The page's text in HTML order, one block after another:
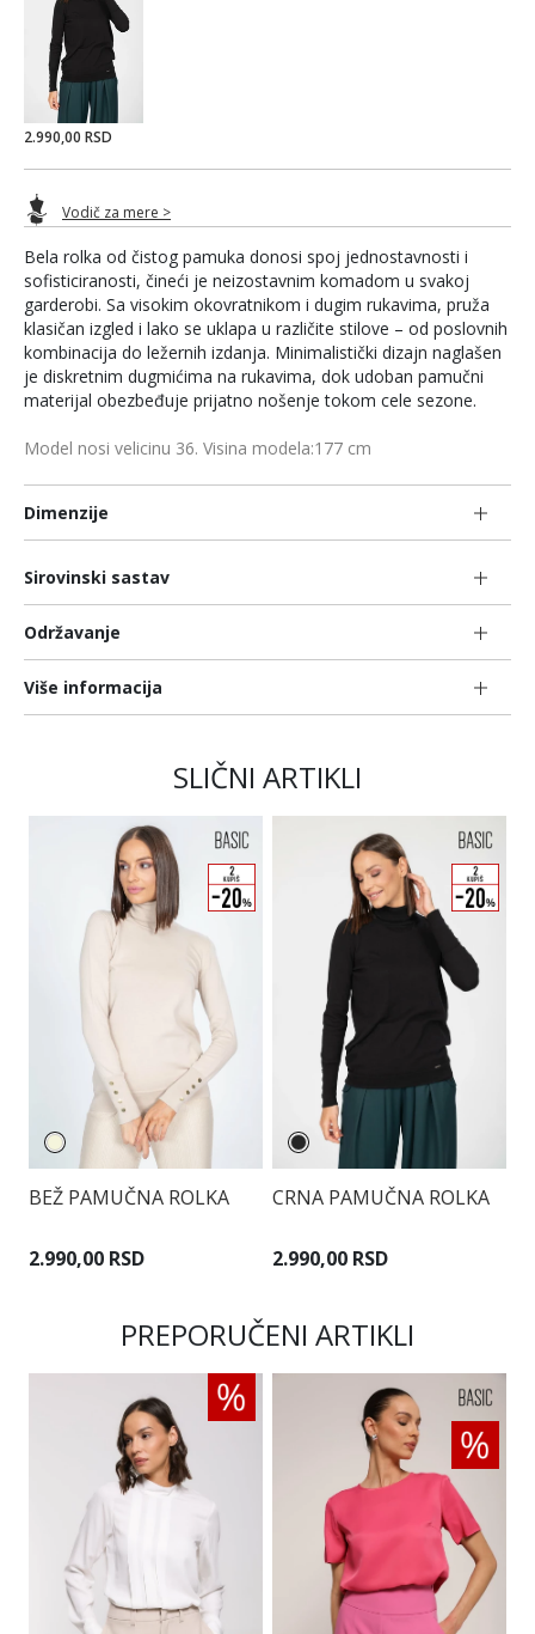
Bela rolka od čistog pamuka donosi spoj jednostavnosti i
sofisticiranosti, čineći je neizostavnim komadom u svakoj
garderobi. Sa visokim okovratnikom i dugim rukavima, pruža
klasičan izgled i lako se uklapa u različite stilove – od poslovnih
kombinacija do ležernih izdanja. Minimalistički dizajn naglašen
je diskretnim dugmićima na rukavima, dok udoban pamučni
materijal obezbeđuje prijatno nošenje tokom cele sezone.
Model nosi velicinu 36. Visina modela:177 cm
Dimenzije
Sirovinski sastav
Održavanje
Više informacija
2.990,00 RSD
Vodič za mere >
SLIČNI ARTIKLI
BEŽ PAMUČNA ROLKA
2.990,00 RSD
CRNA PAMUČNA ROLKA
2.990,00 RSD
PREPORUČENI ARTIKLI